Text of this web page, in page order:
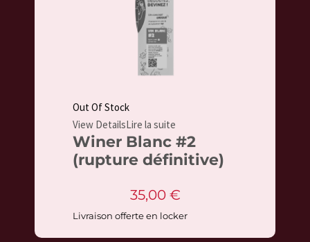
Out Of Stock
View DetailsLire la suite
Winer Blanc #2
(rupture définitive)
35,00 €
Livraison offerte en locker